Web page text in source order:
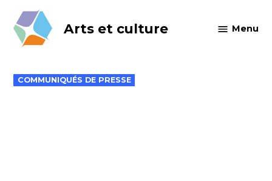
content
Arts et culture Menu
POSTED
IN
COMMUNIQUÉS DE PRESSE